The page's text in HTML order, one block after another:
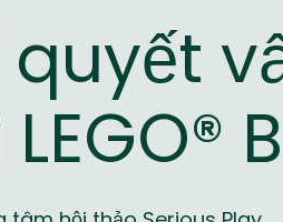
quyết